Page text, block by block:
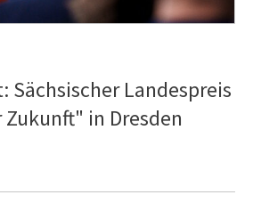
Sächsischer Landespreis
in Dresden